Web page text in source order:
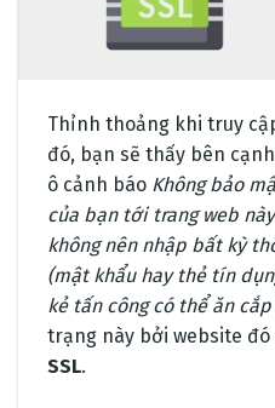
Thỉnh thoảng khi truy
đó, bạn sẽ thấy bên
ô cảnh báo Không bảo
của bạn tới trang web
không nên nhập bất kỳ
(mật khẩu hay thẻ tín
kẻ tấn công có thể ăn
trạng này bởi website đó
SSL.